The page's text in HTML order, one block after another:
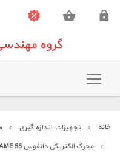
گروه مهندسی و فروش فراصنف
خانه
گروه
خانه تجهیزات اندازه گیری
محرک الکتریکی دانفوس AME 55